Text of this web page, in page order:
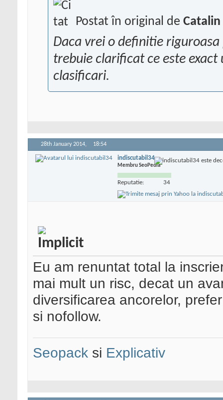
Postat în original de Catalin
Daca vrei o definitie
trebuie clarificat ce este
clasificari.
28th January 2014, 18:54
indiscutabil34
Membru SeoPedia
Reputatie: 34
Eu am renuntat total la
mai mult un risc, decat un
diversificarea ancorelor,
si nofollow.
Seopack si Explicativ